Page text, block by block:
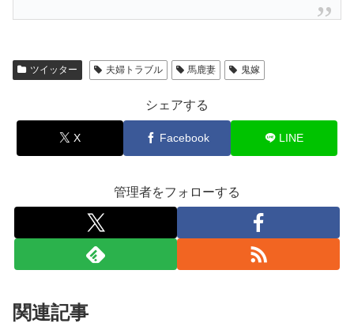
ツイッター 夫婦トラブル 馬鹿妻 鬼嫁
シェアする
X Facebook LINE
管理者をフォローする
関連記事